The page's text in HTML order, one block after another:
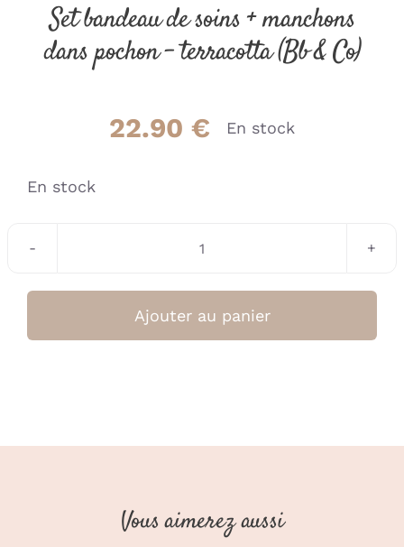
Set bandeau de soins + manchons
dans pochon – terracotta (Bb & Co)
22.90 € En stock
En stock
quantité
Set
terracotta
Ajouter au panier
Vous aimerez aussi